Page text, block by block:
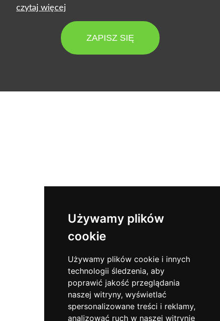
Używamy plików
cookie
Używamy plików cookie i innych
technologii śledzenia, aby
poprawić jakość przeglądania
naszej witryny, wyświetlać
spersonalizowane treści i reklamy,
analizować ruch w naszej witrynie
czytaj więcej
ZAPISZ SIĘ